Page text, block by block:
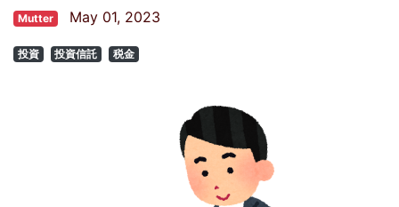
Mutter May 01, 2023
投資 投資信託 税金